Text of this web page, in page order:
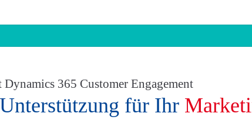
365 Customer Engagement
für Ihr